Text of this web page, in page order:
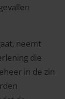
neemt
die
in de zin